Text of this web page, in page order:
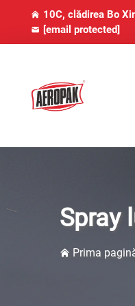
10C, clădirea Bo
[email protected]
Spray
Prima